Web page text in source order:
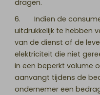
dragen.
6. Indien de
uitdrukkelijk te hebben
van de dienst of de
elektriciteit die niet
in een beperkt volume
aanvangt tijdens de
ondernemer een